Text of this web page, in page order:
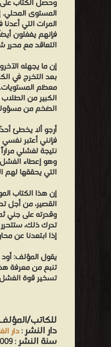
وحصل الكتاب على
المستوى المحلي.
المرات التي
التعاقد مع
إن ما يجهله
بعد التخرج في
معظم
الكبير من
الضخم من مسؤولي
أرجو ألا يخطئ
فإنني أعتبر
نتيجة لفشلي
وهو إعطاء الفشل
التي يحققها لهم
إن هذا الكتاب
القصير، من أجل
وقدرته على جني
تدرك ذلك،
إذا ابتعدنا عن
يقول المؤلف: أود
تنبع من معرفة
تسخير قوة الفشل
للكاتب/
دار النشر:دار
سنة النشر: 2009م / 1430هـ .